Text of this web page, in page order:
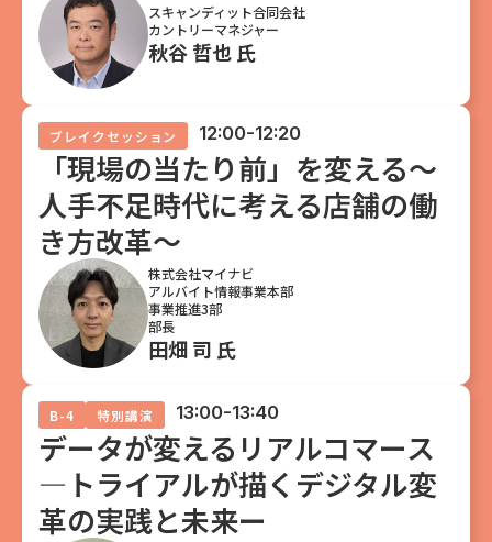
スキャンディット合同会社
カントリーマネジャー
秋谷 哲也 氏
ブレイクセッション 12:00-12:20
「現場の当たり前」を変える～
人手不足時代に考える店舗の働
き方改革～
株式会社マイナビ
アルバイト情報事業本部
事業推進3部
部長
田畑 司 氏
B-4 特別講演 13:00-13:40
データが変えるリアルコマース
—トライアルが描くデジタル変
革の実践と未来ー